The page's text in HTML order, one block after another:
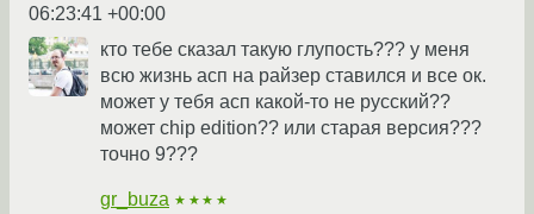
06:23:41 +00:00
кто тебе сказал такую глупость??? у меня
всю жизнь асп на райзер ставился и все ок.
может у тебя асп какой-то не русский??
может chip edition?? или старая версия???
точно 9???
gr_buza ★★★★